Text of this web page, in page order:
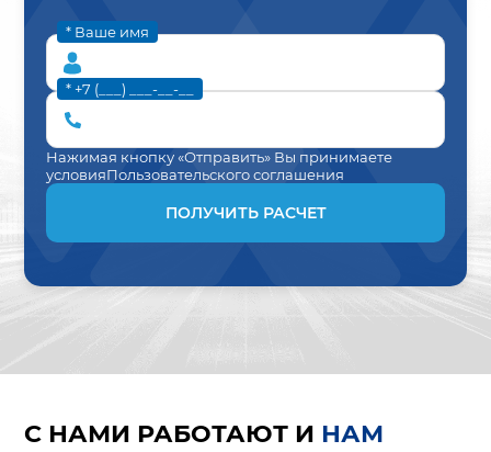
* Ваше имя
* +7 (___) ___-__-__
Нажимая кнопку «Отправить» Вы принимаете
условияПользовательского соглашения
ПОЛУЧИТЬ РАСЧЕТ
С НАМИ РАБОТАЮТ И НАМ